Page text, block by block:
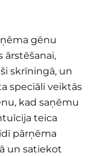
gēnu
ārstēšanai,
skrīningā, un
speciāli veiktās
kad saņēmu
teica
pārņēma
un satiekot